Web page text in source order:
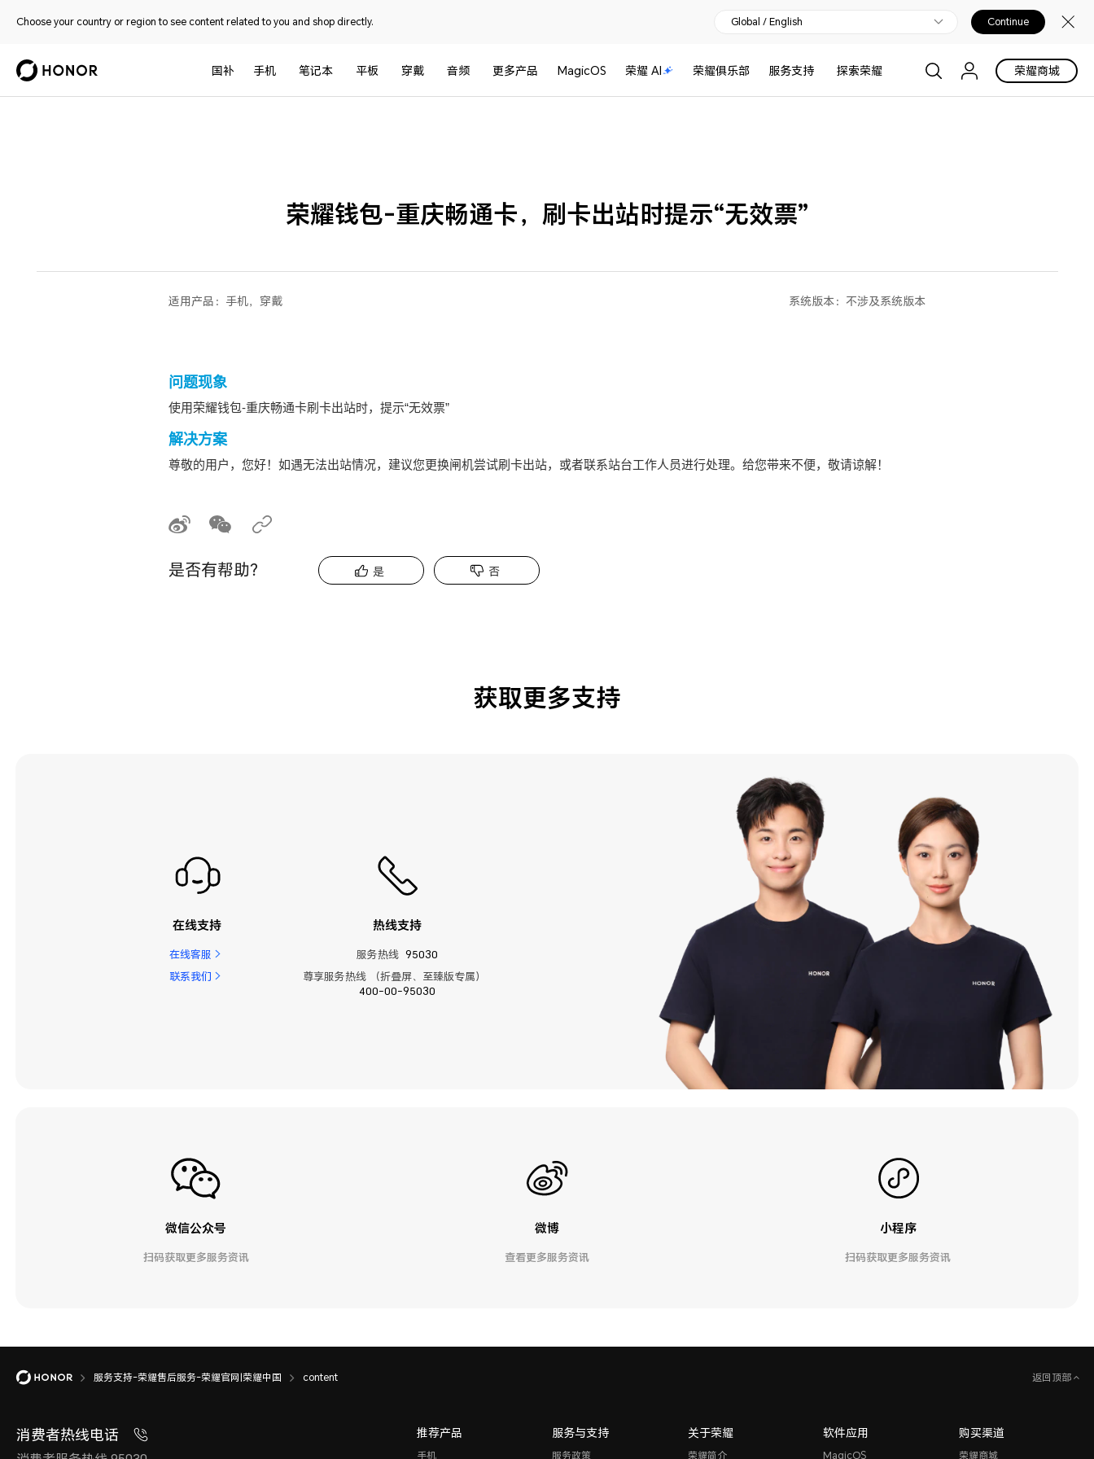
Choose your country or region to see content related to you and shop directly. Global / English Continue
国补 手机 笔记本 平板 穿戴 音频 更多产品 MagicOS 荣耀 AI 荣耀俱乐部 服务支持 探索荣耀 荣耀商城
荣耀钱包-重庆畅通卡，刷卡出站时提示“无效票”
适用产品： 手机，穿戴 系统版本： 不涉及系统版本
问题现象
使用荣耀钱包-重庆畅通卡刷卡出站时，提示“无效票”
解决方案
尊敬的用户，您好！如遇无法出站情况，建议您更换闸机尝试刷卡出站，或者联系站台工作人员进行处理。给您带来不便，敬请谅解！
是否有帮助？ 是 否
获取更多支持
在线支持
在线客服
联系我们
热线支持
服务热线 95030
尊享服务热线 （折叠屏、至臻版专属）
400-00-95030
微信公众号
扫码获取更多服务资讯
微博
查看更多服务资讯
小程序
扫码获取更多服务资讯
服务支持-荣耀售后服务-荣耀官网|荣耀中国 content 返回顶部
消费者热线电话 推荐产品
手机
服务与支持
服务政策
关于荣耀
荣耀简介
软件应用
MagicOS
购买渠道
荣耀商城